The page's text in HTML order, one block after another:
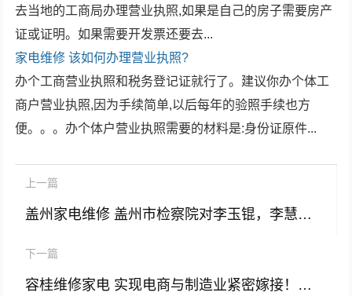
去当地的工商局办理营业执照,如果是自己的房子需要房产
证或证明。如果需要开发票还要去...
家电维修该如何办理营业执照?
办个工商营业执照和税务登记证就行了。建议你办个体工
商户营业执照,因为手续简单,以后每年的验照手续也方
便。。。办个体户营业执照需要的材料是:身份证原件...
上一篇
盖州家电维修 盖州市检察院对李玉锟，李慧玲涉嫌贪污家电下乡补助款被起诉
下一篇
容桂维修家电 实现电商与制造业紧密嫁接！顺德容桂首个平台型总部项目奠基